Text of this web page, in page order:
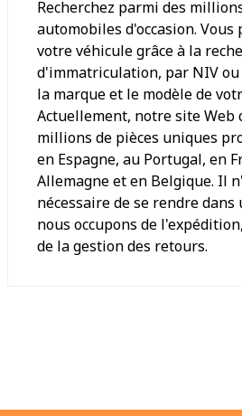
Recherchez parmi des
automobiles d'occasion.
votre véhicule grâce à la
d'immatriculation, par NIV
la marque et le modèle de
Actuellement, notre site Web
millions de pièces uniques
en Espagne, au Portugal, en
Allemagne et en Belgique. Il
nécessaire de se rendre dans
nous occupons de
de la gestion des retours.